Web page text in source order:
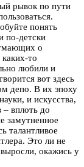
рывок по пути
понять
по-детски
о
то
любили и
вот здесь
депо. В их эпоху
и искусства,
– вплоть до
замутненное
талантливое
Это ли не
окажись у